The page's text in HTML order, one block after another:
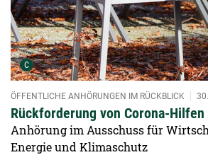
C Urheber der Grafik:
Rückforderung von Corona-
ÖFFENTLICHE ANHÖRUNGEN IM RÜCKBLICK
Anhörung im Ausschuss für
Energie und Klimaschutz